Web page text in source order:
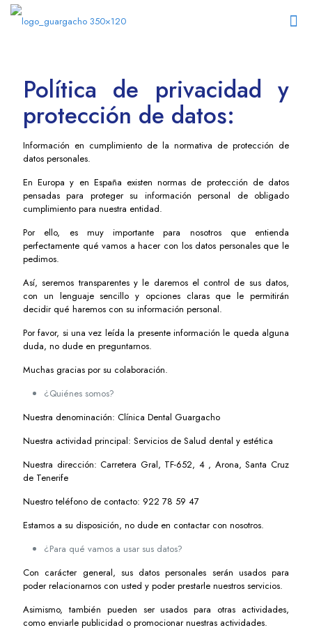
Política de privacidad y
protección de datos:
Información en cumplimiento de la normativa de protección de
datos personales.
En Europa y en España existen normas de protección de datos
pensadas para proteger su información personal de obligado
cumplimiento para nuestra entidad.
Por ello, es muy importante para nosotros que entienda
perfectamente qué vamos a hacer con los datos personales que le
pedimos.
Así, seremos transparentes y le daremos el control de sus datos,
con un lenguaje sencillo y opciones claras que le permitirán
decidir qué haremos con su información personal.
Por favor, si una vez leída la presente información le queda alguna
duda, no dude en preguntarnos.
Muchas gracias por su colaboración.
¿Quiénes somos?
Nuestra denominación: Clínica Dental Guargacho
Nuestra actividad principal: Servicios de Salud dental y estética
Nuestra dirección: Carretera Gral, TF-652, 4 , Arona, Santa Cruz
de Tenerife
Nuestro teléfono de contacto: 922 78 59 47
Estamos a su disposición, no dude en contactar con nosotros.
¿Para qué vamos a usar sus datos?
Con carácter general, sus datos personales serán usados para
poder relacionarnos con usted y poder prestarle nuestros servicios.
Asimismo, también pueden ser usados para otras actividades,
como enviarle publicidad o promocionar nuestras actividades.